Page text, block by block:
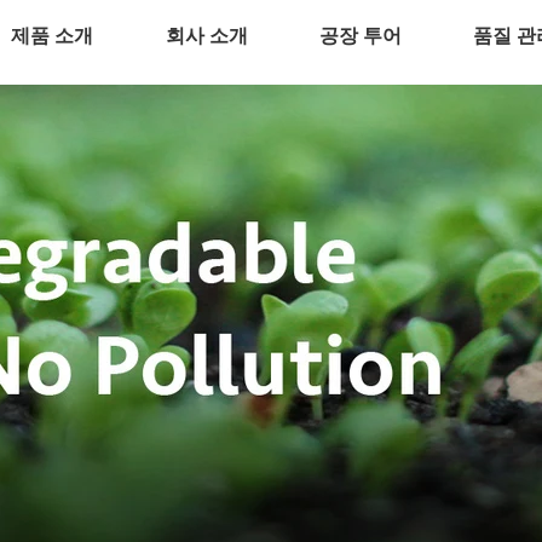
제품 소개 회사 소개 공장 투어 품질 관